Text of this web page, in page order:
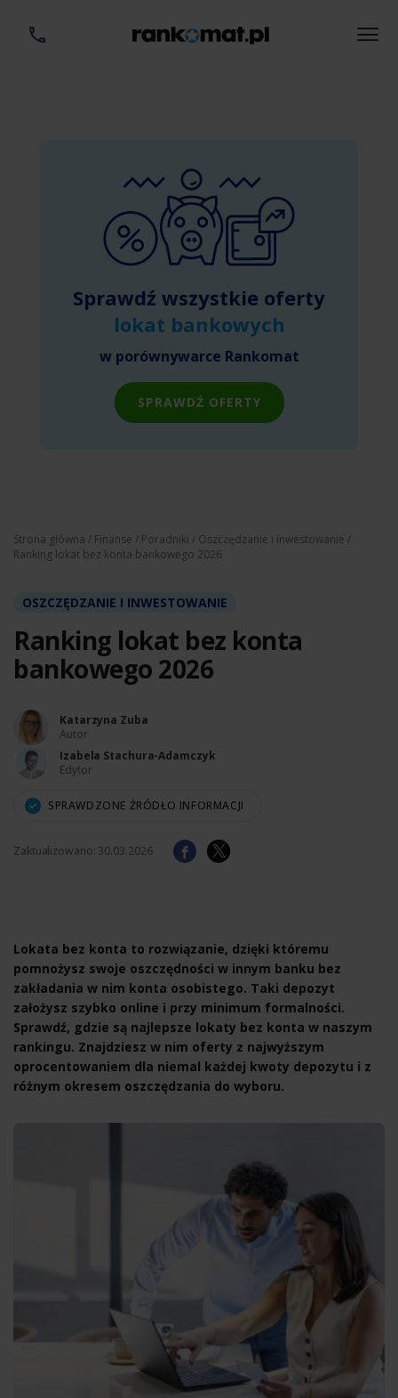
Sprawdź wszystkie oferty
lokat bankowych
w porównywarce Rankomat
SPRAWDŹ OFERTY
Strona główna / Finanse / Poradniki / Oszczędzanie i inwestowanie /
Ranking lokat bez konta bankowego 2026
OSZCZĘDZANIE I INWESTOWANIE
Ranking lokat bez konta
bankowego 2026
Katarzyna Zuba
Autor
Izabela Stachura-Adamczyk
Edytor
SPRAWDZONE ŹRÓDŁO INFORMACJI
Zaktualizowano: 30.03.2026
Lokata bez konta to rozwiązanie, dzięki któremu
pomnożysz swoje oszczędności w innym banku bez
zakładania w nim konta osobistego. Taki depozyt
założysz szybko online i przy minimum formalności.
Sprawdź, gdzie są najlepsze lokaty bez konta w naszym
rankingu. Znajdziesz w nim oferty z najwyższym
oprocentowaniem dla niemal każdej kwoty depozytu i z
różnym okresem oszczędzania do wyboru.